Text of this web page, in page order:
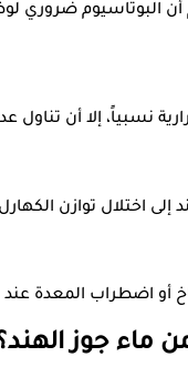
أن البوتاسيوم ضروري
نسبياً، إلا أن
إلى اختلال توازن
اضطراب المعدة عند
ماء جوز